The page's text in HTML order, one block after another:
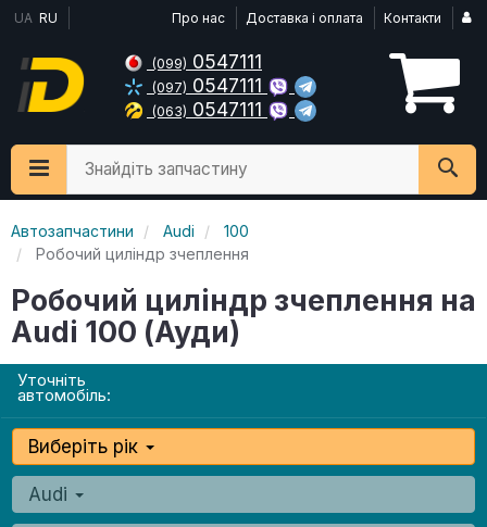
UA RU Про нас Доставка і оплата Контакти
(099) 0547111
(097) 0547111
(063) 0547111
Знайдіть запчастину
Автозапчастини Audi
100
Робочий циліндр зчеплення
Робочий циліндр зчеплення на
Audi 100 (Ауди)
Уточніть
автомобіль:
Виберіть рік
Audi